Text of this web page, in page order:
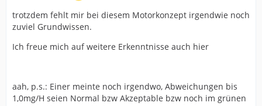
trotzdem fehlt mir bei diesem Motorkonzept irgendwie noch
zuviel Grundwissen.
Ich freue mich auf weitere Erkenntnisse auch hier
aah, p.s.: Einer meinte noch irgendwo, Abweichungen bis
1,0mg/H seien Normal bzw Akzeptable bzw noch im grünen